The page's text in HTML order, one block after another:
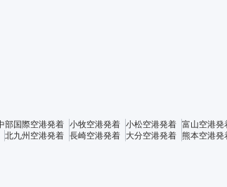
部国際空港発着 小牧空港発着 小松空港発着 富山空港発
北九州空港発着 長崎空港発着 大分空港発着 熊本空港発